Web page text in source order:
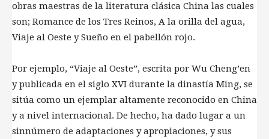
obras maestras de la literatura clásica China las cuales
son; Romance de los Tres Reinos, A la orilla del agua,
Viaje al Oeste y Sueño en el pabellón rojo.
Por ejemplo, “Viaje al Oeste”, escrita por Wu Cheng’en
y publicada en el siglo XVI durante la dinastía Ming, se
sitúa como un ejemplar altamente reconocido en China
y a nivel internacional. De hecho, ha dado lugar a un
sinnúmero de adaptaciones y apropiaciones, y sus